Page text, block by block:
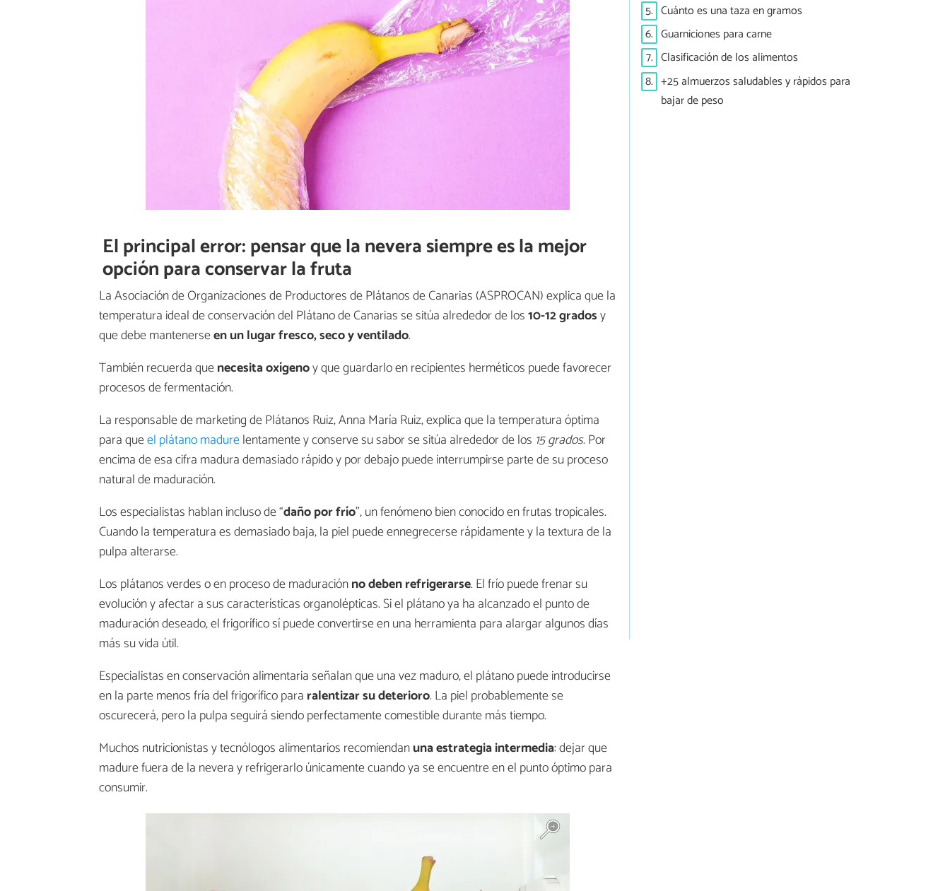
El principal error: pensar que la nevera siempre es la mejor
opción para conservar la fruta
La Asociación de Organizaciones de Productores de Plátanos de Canarias (ASPROCAN) explica que la
temperatura ideal de conservación del Plátano de Canarias se sitúa alrededor de los10-12 gradosy
que debe mantenerseen un lugar fresco, seco y ventilado.
También recuerda quenecesita oxígenoy que guardarlo en recipientes herméticos puede favorecer
procesos de fermentación.
La responsable de marketing de Plátanos Ruiz, Anna María Ruiz, explica que la temperatura óptima
para queel plátano madurelentamente y conserve su sabor se sitúa alrededor de los 15 grados. Por
encima de esa cifra madura demasiado rápido y por debajo puede interrumpirse parte de su proceso
natural de maduración.
Los especialistas hablan incluso de “daño por frío”, un fenómeno bien conocido en frutas tropicales.
Cuando la temperatura es demasiado baja, la piel puede ennegrecerse rápidamente y la textura de la
pulpa alterarse.
Los plátanos verdes o en proceso de maduraciónno deben refrigerarse. El frío puede frenar su
evolución y afectar a sus características organolépticas. Si el plátano ya ha alcanzado el punto de
maduración deseado, el frigorífico sí puede convertirse en una herramienta para alargar algunos días
más su vida útil.
Especialistas en conservación alimentaria señalan que una vez maduro, el plátano puede introducirse
en la parte menos fría del frigorífico para ralentizar su deterioro. La piel probablemente se
oscurecerá, pero la pulpa seguirá siendo perfectamente comestible durante más tiempo.
Muchos nutricionistas y tecnólogos alimentarios recomiendanuna estrategia intermedia: dejar que
madure fuera de la nevera y refrigerarlo únicamente cuando ya se encuentre en el punto óptimo para
consumir.
5. Cuánto es una taza en gramos
6. Guarniciones para carne
7. Clasificación de los alimentos
8. +25 almuerzos saludables y rápidos para
bajar de peso